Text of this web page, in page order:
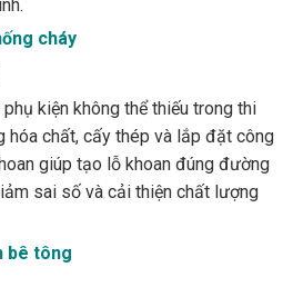
cháy
hóa chất, cấy thép và lắp đặt công
giúp tạo lỗ khoan đúng đường
sai số và cải thiện chất lượng
bê tông